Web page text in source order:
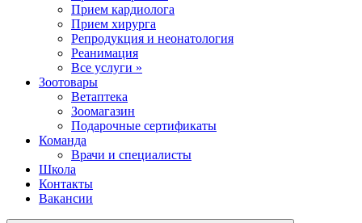
Прием кардиолога
Прием хирурга
Репродукция и неонатология
Реанимация
Все услуги »
Зоотовары
Ветаптека
Зоомагазин
Подарочные сертификаты
Команда
Врачи и специалисты
Школа
Контакты
Вакансии